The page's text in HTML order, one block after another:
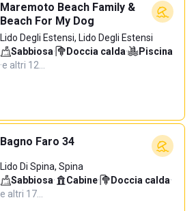
Maremoto Beach Family &
Beach For My Dog
Lido Degli Estensi, Lido Degli Estensi
Sabbiosa· Doccia calda·
Piscina
·e altri 12…
Bagno Faro 34
Lido Di Spina, Spina
Sabbiosa· Cabine· Doccia calda·
e altri 17…